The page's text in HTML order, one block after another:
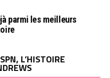
parmi les meilleurs
L’HISTOIRE